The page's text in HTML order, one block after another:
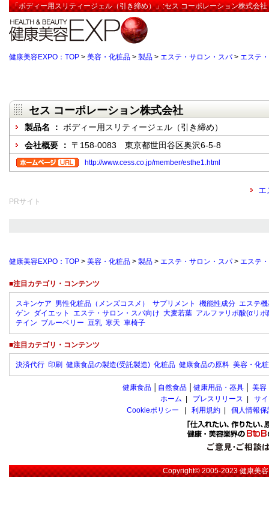
「ボディー用スリティージェル（引き締め）」:セス コーポレーション株式会
健康美容EXPO：TOP > 美容・化粧品 > 製品 > エステ・サロン・スパ> エステ
セス コーポレーション株式会社
製品名 ： ボディー用スリティージェル（引き締め）
会社概要 ： 〒158-0083 東京都世田谷区奥沢6-5-8
http://www.cess.co.jp/member/esthe1.html
エ
PRサイト
健康美容EXPO：TOP > 美容・化粧品 > 製品 > エステ・サロン・スパ> エステ
■注目カテゴリ・コンテンツ
スキンケア 男性化粧品（メンズコスメ） サプリメント 機能性成分 エステ
ゲン ダイエット エステ・サロン・スパ向け 大麦若葉 アルファリポ酸(αリポ
テイン ブルーベリー 豆乳 寒天 車椅子
■注目カテゴリ・コンテンツ
決済代行 印刷 健康食品の製造(受託製造) 化粧品 健康食品の原料 美容・化
健康食品 自然食品 健康用品・器具 美容
ホーム
プレスリリース
サ
Cookieポリシー
利用規約 個人情報
Copyright© 2005-2023健康美